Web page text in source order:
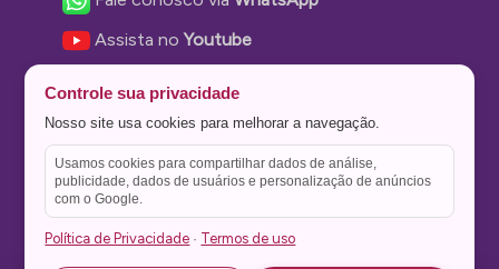
Assista noYoutube
Nos siga no Instagram
Nos siga noTwitter
Salve no
Controle sua privacidade
Nosso site usa cookies para melhorar a navegação.
Usamos cookies para compartilhar dados de análise,
publicidade, dados de usuários e personalização de anúncios
com o Google.
Política de Privacidade · Termos de uso